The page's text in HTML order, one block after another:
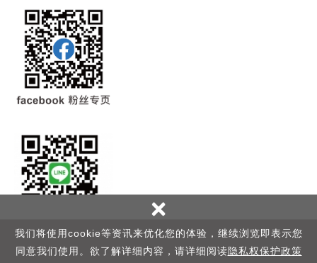
我们将使用cookie等资讯来优化您的体验，继续浏览即表示您
同意我们使用。欲了解详细内容，请详细阅读隐私权保护政策
×